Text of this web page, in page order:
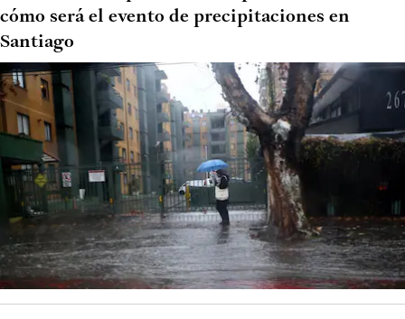
cómo será el evento de precipitaciones en
Santiago